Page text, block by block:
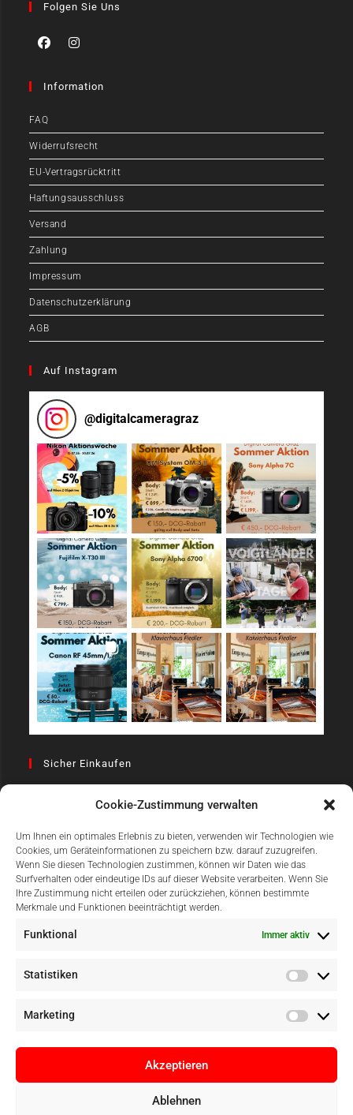
Cookie-Zustimmung verwalten
Um Ihnen ein optimales Erlebnis zu bieten, verwenden wir Technologien wie
Cookies, um Geräteinformationen zu speichern bzw. darauf zuzugreifen.
Wenn Sie diesen Technologien zustimmen, können wir Daten wie das
Surfverhalten oder eindeutige IDs auf dieser Website verarbeiten. Wenn Sie
Ihre Zustimmung nicht erteilen oder zurückziehen, können bestimmte
Merkmale und Funktionen beeinträchtigt werden.
Funktional Immer aktiv
Statistiken
Marketing
Akzeptieren
Ablehnen
Folgen Sie Uns
Information
FAQ
Widerrufsrecht
EU-Vertragsrücktritt
Haftungsausschluss
Versand
Zahlung
Impressum
Datenschutzerklärung
AGB
Auf Instagram
@digitalcameragraz
Sicher Einkaufen
Einfach Online Bezahlen